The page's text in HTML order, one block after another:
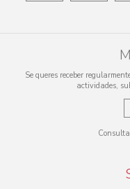
Se queres receber
actividades,